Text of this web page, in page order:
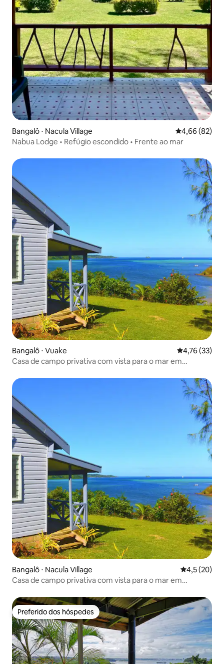
Bangalô ⋅ Nacula Village 4,66 de uma
4,66 (82)
Nabua Lodge • Refúgio escondido • Frente ao mar
Bangalô ⋅ Vuake 4,76 de uma
4,76 (33)
Casa de campo privativa com vista para o mar em
Bangalô ⋅ Nacula Village 4,5 de uma
4,5 (20)
Casa de campo privativa com vista para o mar em
Preferido dos hóspedes
Preferido dos hóspedes